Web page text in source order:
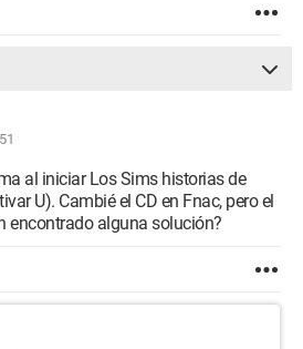
al iniciar Los Sims historias de
U). Cambié el CD en Fnac, pero el
encontrado alguna solución?